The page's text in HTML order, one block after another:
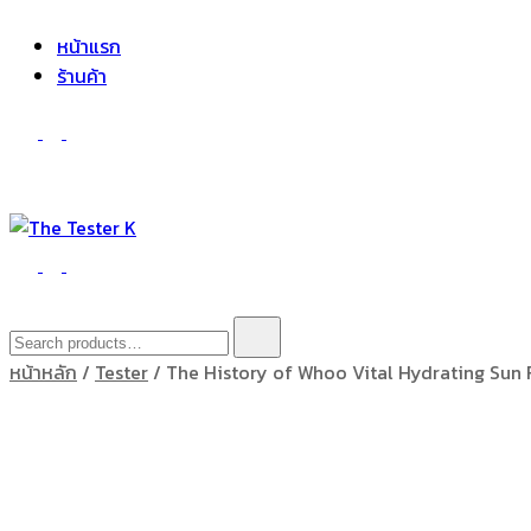
หน้าแรก
ร้านค้า
The Tester K
Korean cosmetics
Search
for:
หน้าหลัก / Tester / The History of Whoo Vital Hydrating Sun